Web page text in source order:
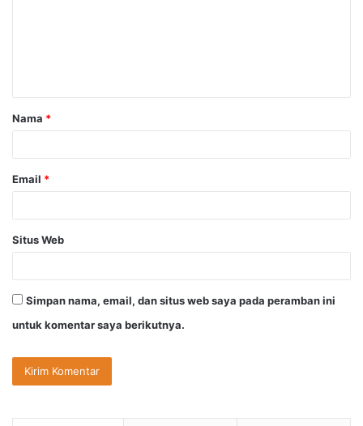
a
r
Nama *
Email *
Situs Web
Simpan nama, email, dan situs web saya pada peramban ini
untuk komentar saya berikutnya.